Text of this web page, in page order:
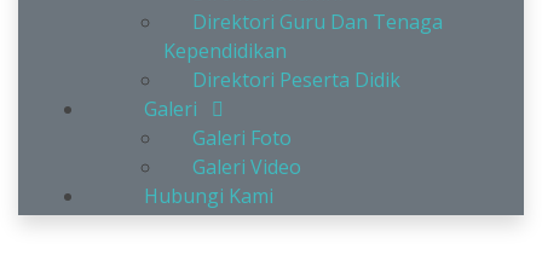
Direktori Guru Dan Tenaga
Kependidikan
Direktori Peserta Didik
Galeri
Galeri Foto
Galeri Video
Hubungi Kami